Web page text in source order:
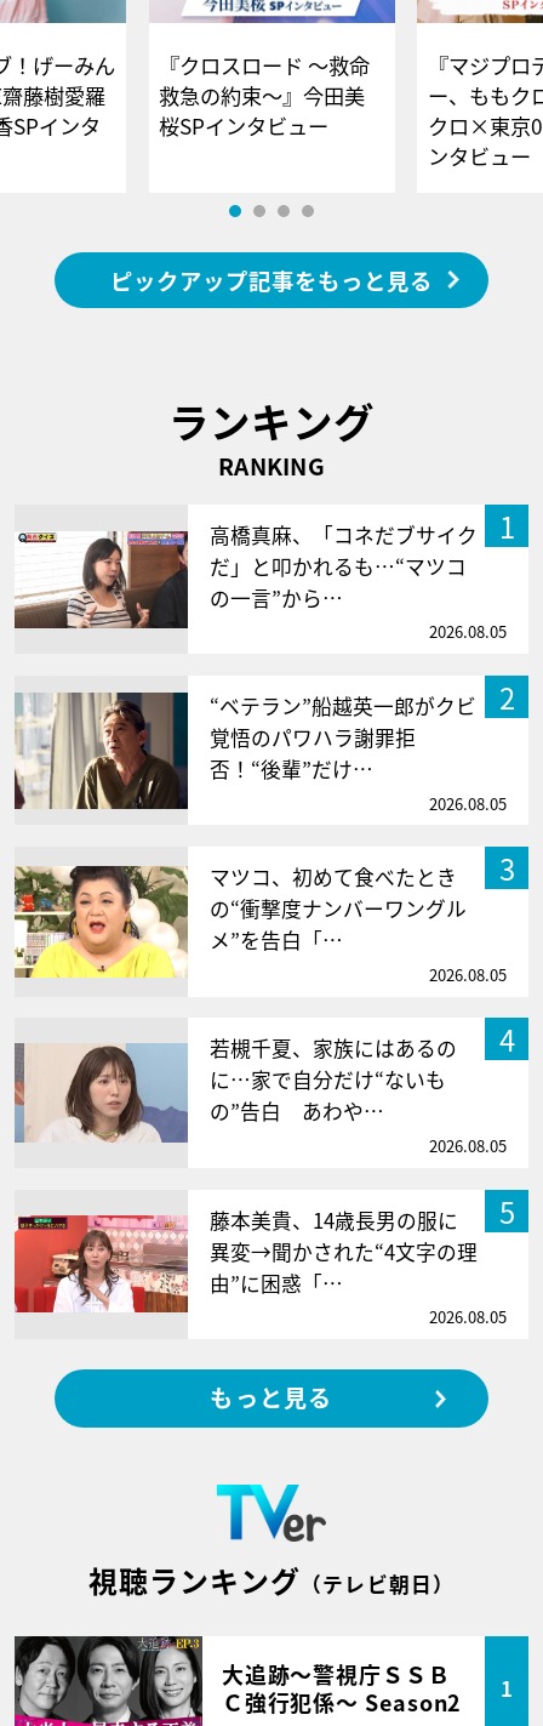
！げーみん
藤樹愛羅
SPインタ
『クロスロード ～救命
救急の約束～』今田美
桜SPインタビュー
『マジプロ
ー、ももク
クロ×東京
ンタビュー
ピックアップ記事をもっと見る
ランキング
RANKING
1
高橋真麻、「コネだブサイク
だ」と叩かれるも…“マツコ
の一言”から…
2026.08.05
2
“ベテラン”船越英一郎がクビ
覚悟のパワハラ謝罪拒
否！“後輩”だけ…
2026.08.05
3
マツコ、初めて食べたとき
の“衝撃度ナンバーワングル
メ”を告白「…
2026.08.05
4
若槻千夏、家族にはあるの
に…家で自分だけ“ないも
の”告白 あわや…
2026.08.05
5
藤本美貴、14歳長男の服に
異変→聞かされた“4文字の理
由”に困惑「…
2026.08.05
もっと見る
視聴ランキング （テレビ朝日）
大追跡～警視庁ＳＳＢ
Ｃ強行犯係～ Season2
1